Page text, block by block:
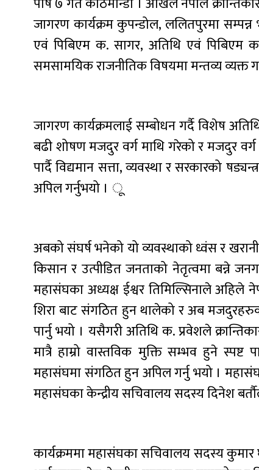
जागरण कार्यक्रम कुपन्डोल, ललितपुरमा
एवं पिबिएम क. सागर, अतिथि एवं
समसामयिक राजनीतिक विषयमा मन्तव्य व्यक्त
जागरण कार्यक्रमलाई सम्बोधन गर्दै विशेष
बढी शोषण मजदुर वर्ग माथि गरेको र मजदुर वर्ग
पार्दै विद्यमान सत्ता, व्यवस्था र सरकारको
अपिल गर्नुभयो । ू
अबको संघर्ष भनेको यो व्यवस्थाको ध्वंस र
किसान र उत्पीडित जनताको नेतृत्वमा बन्ने
महासंघका अध्यक्ष ईश्वर तिमिल्सिनाले अहिले
शिरा बाट संगठित हुन थालेको र अब
पार्नु भयो । यसैगरी अतिथि क. प्रवेशले
मात्रै हाम्रो वास्तविक मुक्ति सम्भव हुने स्पष्ट
महासंघमा संगठित हुन अपिल गर्नु भयो ।
महासंघका केन्द्रीय सचिवालय सदस्य दिनेश
कार्यक्रममा महासंघका सचिवालय सदस्य कुमार